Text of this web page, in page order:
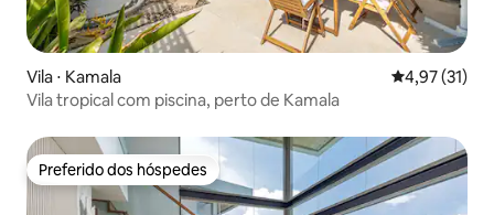
Vila ⋅ Kamala 4,97 de uma
4,97 (31)
Vila tropical com piscina, perto de Kamala
Preferido dos hóspedes
Preferido dos hóspedes